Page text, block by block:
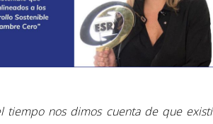
tiempo nos dimos cuenta de que